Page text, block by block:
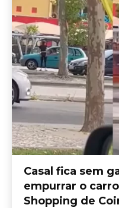
Casal fica sem
empurrar o
Shopping de